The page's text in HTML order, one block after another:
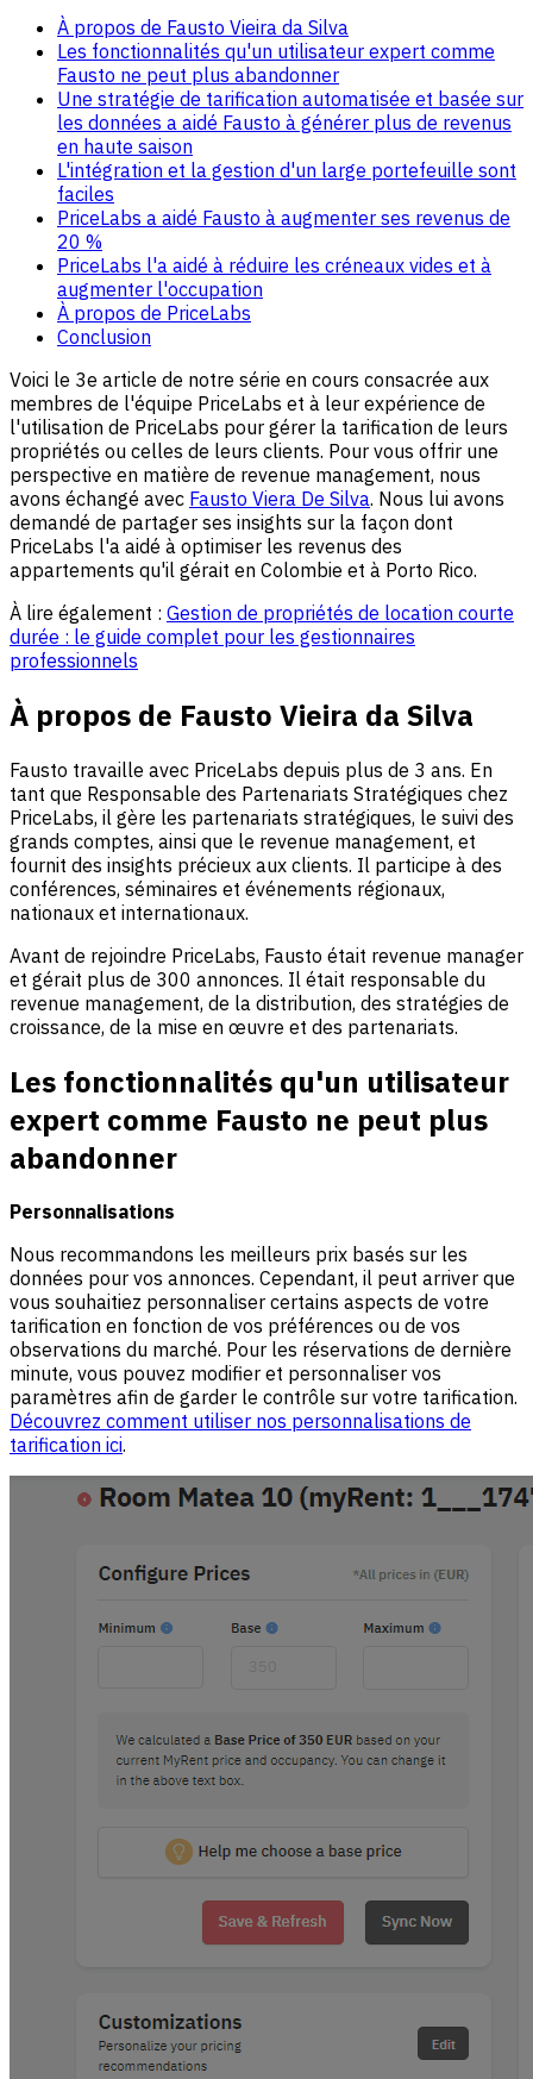
À propos de Fausto Vieira da Silva
Les fonctionnalités qu'un utilisateur expert comme
Fausto ne peut plus abandonner
Une stratégie de tarification automatisée et basée sur
les données a aidé Fausto à générer plus de revenus
en haute saison
L'intégration et la gestion d'un large portefeuille sont
faciles
PriceLabs a aidé Fausto à augmenter ses revenus de
20 %
PriceLabs l'a aidé à réduire les créneaux vides et à
augmenter l'occupation
À propos de PriceLabs
Conclusion
Voici le 3e article de notre série en cours consacrée aux
membres de l'équipe PriceLabs et à leur expérience de
l'utilisation de PriceLabs pour gérer la tarification de leurs
propriétés ou celles de leurs clients. Pour vous offrir une
perspective en matière de revenue management, nous
avons échangé avec Fausto Viera De Silva. Nous lui avons
demandé de partager ses insights sur la façon dont
PriceLabs l'a aidé à optimiser les revenus des
appartements qu'il gérait en Colombie et à Porto Rico.
À lire également : Gestion de propriétés de location courte
durée : le guide complet pour les gestionnaires
professionnels
À propos de Fausto Vieira da Silva
Fausto travaille avec PriceLabs depuis plus de 3 ans. En
tant que Responsable des Partenariats Stratégiques chez
PriceLabs, il gère les partenariats stratégiques, le suivi des
grands comptes, ainsi que le revenue management, et
fournit des insights précieux aux clients. Il participe à des
conférences, séminaires et événements régionaux,
nationaux et internationaux.
Avant de rejoindre PriceLabs, Fausto était revenue manager
et gérait plus de 300 annonces. Il était responsable du
revenue management, de la distribution, des stratégies de
croissance, de la mise en œuvre et des partenariats.
Les fonctionnalités qu'un utilisateur
expert comme Fausto ne peut plus
abandonner
Personnalisations
Nous recommandons les meilleurs prix basés sur les
données pour vos annonces. Cependant, il peut arriver que
vous souhaitiez personnaliser certains aspects de votre
tarification en fonction de vos préférences ou de vos
observations du marché. Pour les réservations de dernière
minute, vous pouvez modifier et personnaliser vos
paramètres afin de garder le contrôle sur votre tarification.
Découvrez comment utiliser nos personnalisations de
tarification ici.